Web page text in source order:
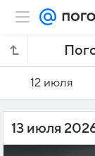
12 июля
13 июля